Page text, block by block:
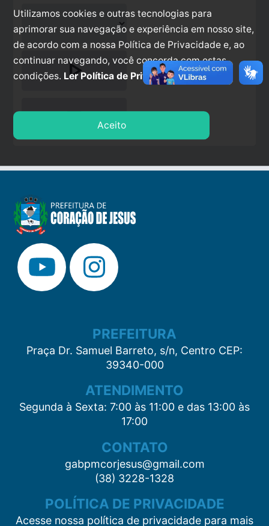
play_arrow
stop
PREFEITURA
Praça Dr. Samuel Barreto, s/n, Centro CEP:
39340-000
ATENDIMENTO
Segunda à Sexta: 7:00 às 11:00 e das 13:00 às
17:00
CONTATO
gabpmcorjesus@gmail.com
(38) 3228-1328
POLÍTICA DE PRIVACIDADE
Acesse nossa política de privacidade para mais
Utilizamos cookies e outras tecnologias para
aprimorar sua navegação e experiência em nosso site,
de acordo com a nossa Política de Privacidade e, ao
continuar navegando, você concorda com estas
condições. Ler Política de Privacidade.
Aceito